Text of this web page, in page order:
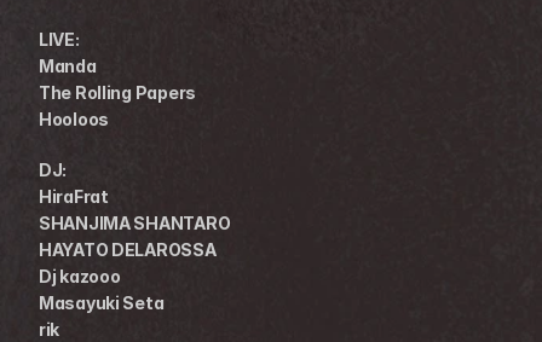
LIVE:
Manda
The Rolling Papers
Hooloos
DJ:
HiraFrat
SHANJIMA SHANTARO
HAYATO DELAROSSA
Dj kazooo
Masayuki Seta
rik